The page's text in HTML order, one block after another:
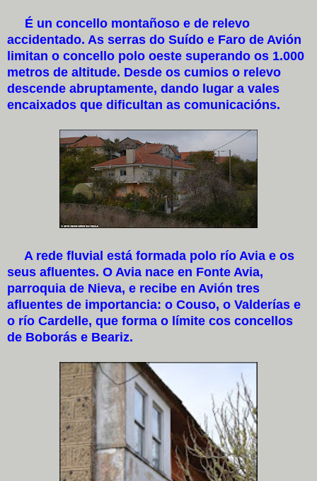
É un concello montañoso e de relevo
accidentado. As serras do Suído e Faro de Avión
limitan o concello polo oeste superando os 1.000
metros de altitude. Desde os cumios o relevo
descende abruptamente, dando lugar a vales
encaixados que dificultan as comunicacións.
A rede fluvial está formada polo río Avia e os
seus afluentes. O Avia nace en Fonte Avia,
parroquia de Nieva, e recibe en Avión tres
afluentes de importancia: o Couso, o Valderías e
o río Cardelle, que forma o límite cos concellos
de Boborás e Beariz.